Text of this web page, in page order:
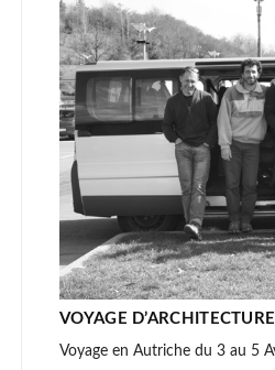
VOYAGE
Voyage en Autriche du 3 au 5